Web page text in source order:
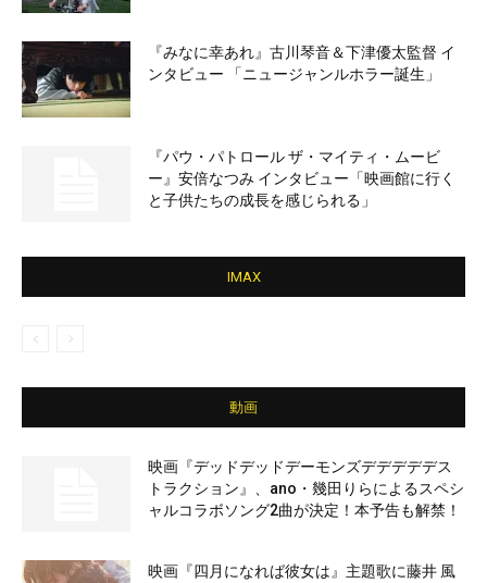
『みなに幸あれ』古川琴音＆下津優太監督 イ
ンタビュー 「ニュージャンルホラー誕生」
『パウ・パトロール ザ・マイティ・ムービ
ー』安倍なつみ インタビュー「映画館に行く
と子供たちの成長を感じられる」
IMAX
動画
映画『デッドデッドデーモンズデデデデデス
トラクション』、ano・幾田りらによるスペシ
ャルコラボソング2曲が決定！本予告も解禁！
映画『四月になれば彼女は』主題歌に藤井 風